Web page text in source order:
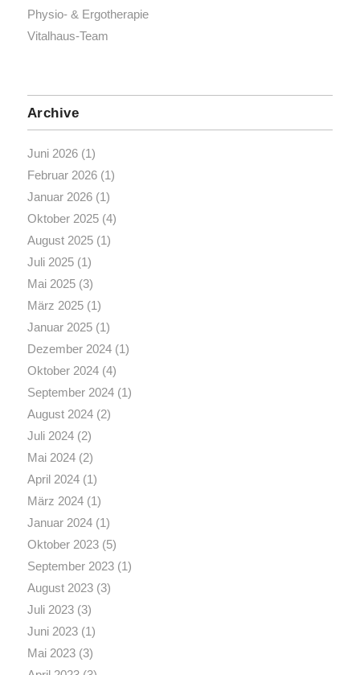
Physio- & Ergotherapie
Vitalhaus-Team
Archive
Juni 2026(1)
Februar 2026(1)
Januar 2026(1)
Oktober 2025(4)
August 2025(1)
Juli 2025(1)
Mai 2025(3)
März 2025(1)
Januar 2025(1)
Dezember 2024(1)
Oktober 2024(4)
September 2024(1)
August 2024(2)
Juli 2024(2)
Mai 2024(2)
April 2024(1)
März 2024(1)
Januar 2024(1)
Oktober 2023(5)
September 2023(1)
August 2023(3)
Juli 2023(3)
Juni 2023(1)
Mai 2023(3)